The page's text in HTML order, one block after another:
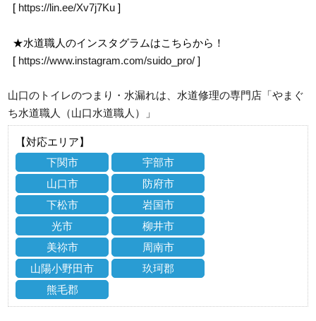
[ https://lin.ee/Xv7j7Ku ]
★水道職人のインスタグラムはこちらから！
[ https://www.instagram.com/suido_pro/ ]
山口のトイレのつまり・水漏れは、水道修理の専門店「やまぐ
ち水道職人（山口水道職人）」
【対応エリア】
下関市
宇部市
山口市
防府市
下松市
岩国市
光市
柳井市
美祢市
周南市
山陽小野田市
玖珂郡
熊毛郡